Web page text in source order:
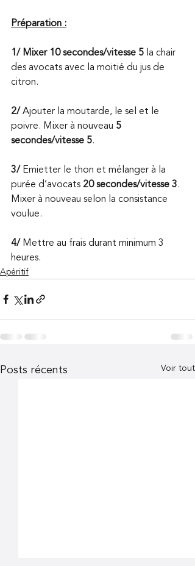
Préparation :
1/ Mixer 10 secondes/vitesse 5 la chair
des avocats avec la moitié du jus de
citron.
2/ Ajouter la moutarde, le sel et le
poivre. Mixer à nouveau 5
secondes/vitesse 5.
3/ Emietter le thon et mélanger à la
purée d’avocats 20 secondes/vitesse 3.
Mixer à nouveau selon la consistance
voulue.
4/ Mettre au frais durant minimum 3
heures.
Apéritif
Posts récents Voir tout